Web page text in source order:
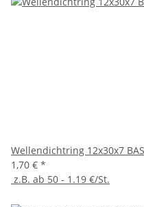
Wellendichtring 12x30x7
1,70 € *
z.B. ab 50 - 1.19 €/St.